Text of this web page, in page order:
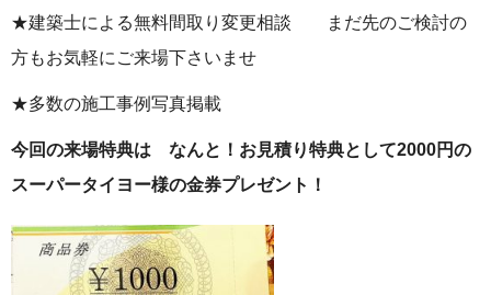
★建築士による無料間取り変更相談 まだ先のご検討の
方もお気軽にご来場下さいませ
★多数の施工事例写真掲載
今回の来場特典は なんと！お見積り特典として2000円の
スーパータイヨー様の金券プレゼント！